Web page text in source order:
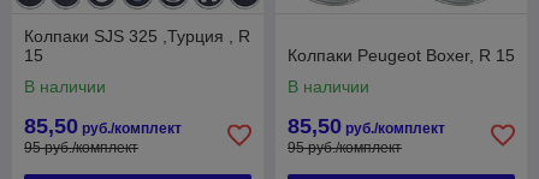
Колпаки SJS 325 ,Турция , R
15
В наличии
85,50 руб./комплект
95 руб./комплект
Колпаки Peugeot Boxer, R 15
В наличии
85,50 руб./комплект
95 руб./комплект